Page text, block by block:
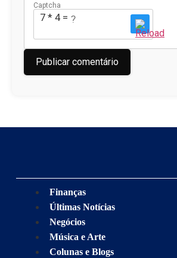
Captcha
7 * 4 = ?
Finanças
Últimas Notícias
Negócios
Música e Arte
Colunas e Blogs